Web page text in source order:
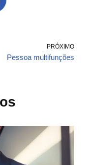
PRÓXIMO
Pessoa multifunções